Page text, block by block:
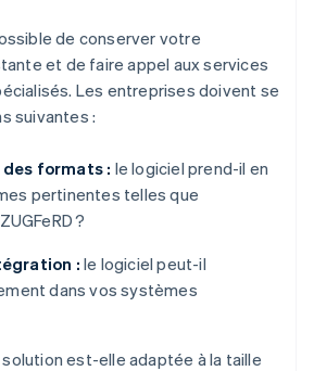
de conserver votre
et de faire appel aux services
Les entreprises doivent se
suivantes :
formats : le logiciel prend-il en
pertinentes telles que
?
: le logiciel peut-il
dans vos systèmes
solution est-elle adaptée à la taille